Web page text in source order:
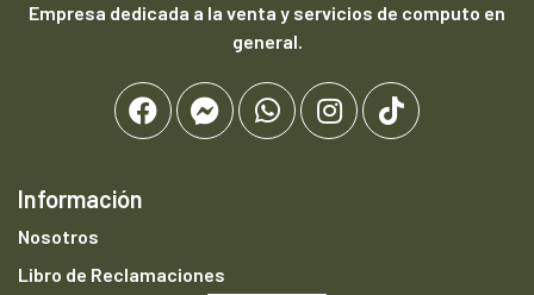
Empresa dedicada a la venta y servicios de computo en
general.
Información
Nosotros
Libro de Reclamaciones